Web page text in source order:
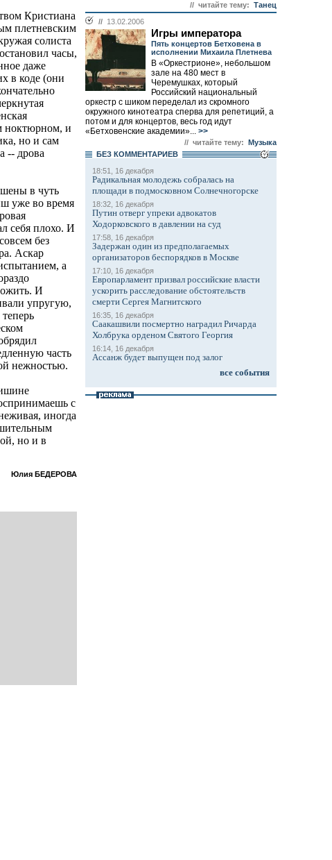
Кристиана
плетневским
солиста
часы,
даже
в коде (они
ноктюрном, и
но и сам
-- дрова
в чуть
уже во время
себя плохо. И
без
Аскар
а
И
упругую,
часть
нежностью.
с
иногда
но и в
Юлия БЕДЕРОВА
// читайте тему: Танец
// 13.02.2006
Игры императора
Пять концертов Бетховена в
исполнении Михаила Плетнева
В «Оркестрионе», небольшом
зале на 480 мест в
Черемушках, который
Российский национальный
оркестр с шиком переделал из скромного
окружного кинотеатра сперва для репетиций, а
потом и для концертов, весь год идут
«Бетховенские академии»... >>
// читайте тему: Музыка
БЕЗ КОМMЕНТАРИЕВ
18:51, 16 декабря
Радикальная молодежь собралась на
площади в подмосковном Солнечногорске
18:32, 16 декабря
Путин отверг упреки адвокатов
Ходорковского в давлении на суд
17:58, 16 декабря
Задержан один из предполагаемых
организаторов беспорядков в Москве
17:10, 16 декабря
Европарламент призвал российские власти
ускорить расследование обстоятельств
смерти Сергея Магнитского
16:35, 16 декабря
Саакашвили посмертно наградил Ричарда
Холбрука орденом Святого Георгия
16:14, 16 декабря
Ассанж будет выпущен под залог
все события